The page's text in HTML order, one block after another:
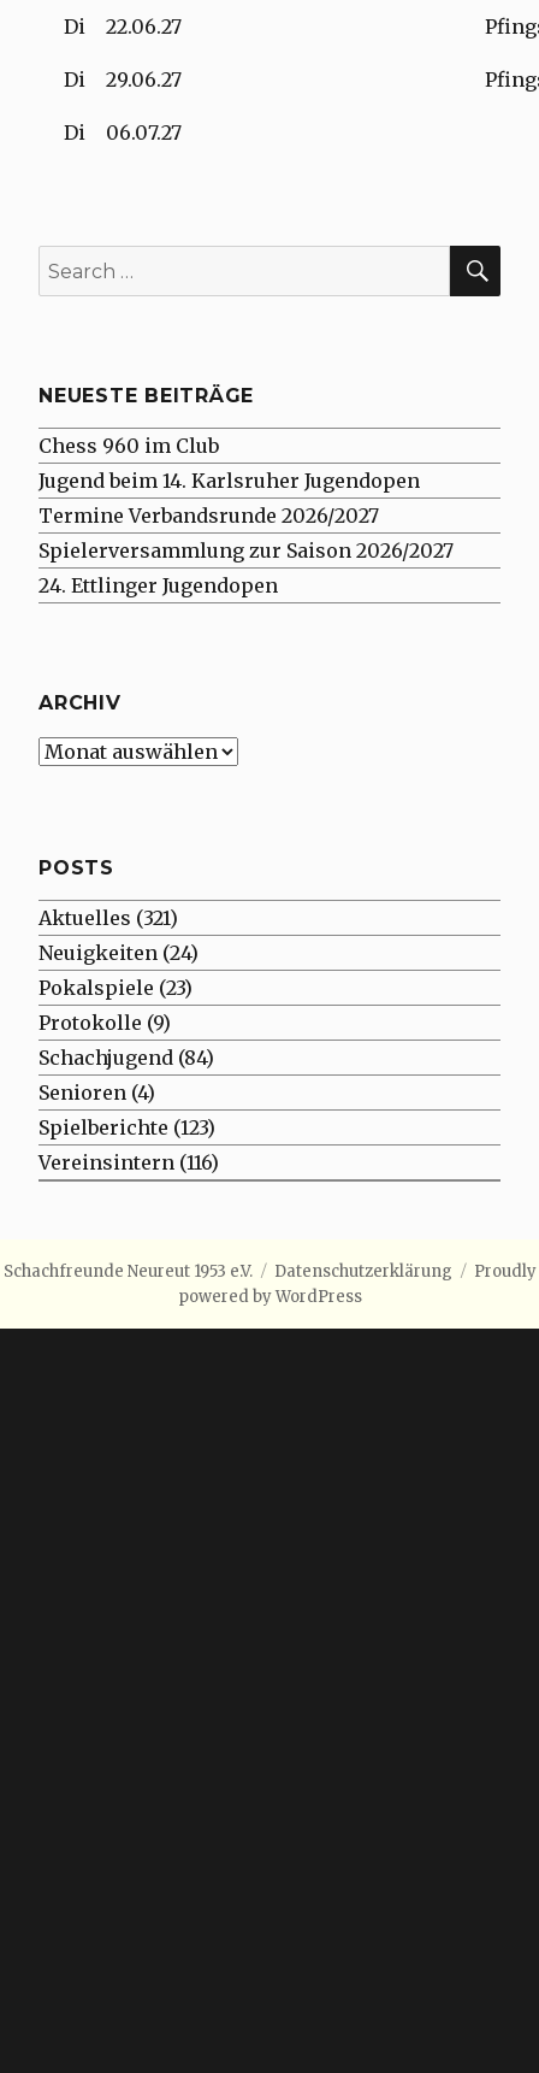
Di 22.06.27
Di 29.06.27
Di 06.07.27
Search
for:
NEUESTE BEITRÄGE
Chess 960 im Club
Jugend beim 14. Karlsruher Jugendopen
Termine Verbandsrunde 2026/2027
Spielerversammlung zur Saison 2026/2027
24. Ettlinger Jugendopen
ARCHIV
Archiv
POSTS
Aktuelles (321)
Neuigkeiten (24)
Pokalspiele (23)
Protokolle (9)
Schachjugend (84)
Senioren (4)
Spielberichte (123)
Vereinsintern (116)
Schachfreunde Neureut 1953 e.V. Datenschutzerklärung
Proudly
powered by WordPress